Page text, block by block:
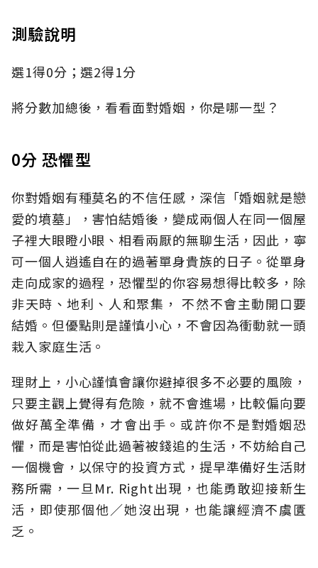
測驗說明
選1得0分；選2得1分
將分數加總後，看看面對婚姻，你是哪一型？
0分 恐懼型
你對婚姻有種莫名的不信任感，深信「婚姻就是戀
愛的墳墓」，害怕結婚後，變成兩個人在同一個屋
子裡大眼瞪小眼、相看兩厭的無聊生活，因此，寧
可一個人逍遙自在的過著單身貴族的日子。從單身
走向成家的過程，恐懼型的你容易想得比較多，除
非天時、地利、人和聚集， 不然不會主動開口要
結婚。但優點則是謹慎小心，不會因為衝動就一頭
栽入家庭生活。
理財上，小心謹慎會讓你避掉很多不必要的風險，
只要主觀上覺得有危險，就不會進場，比較偏向要
做好萬全準備，才會出手。或許你不是對婚姻恐
懼，而是害怕從此過著被錢追的生活，不妨給自己
一個機會，以保守的投資方式，提早準備好生活財
務所需，一旦Mr. Right出現，也能勇敢迎接新生
活，即使那個他／她沒出現，也能讓經濟不虞匱
乏。